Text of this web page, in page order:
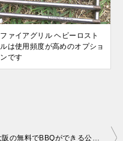
ファイアグリル ヘビーロスト
ルは使用頻度が高めのオプショ
ンです
大阪の無料でBBQができる公園「浜寺公園」